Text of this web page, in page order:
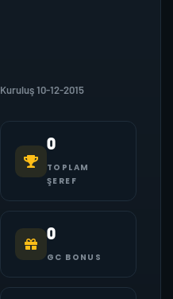
Kuruluş 10-12-2015
0
TOPLAM
ŞEREF
0
GC BONUS